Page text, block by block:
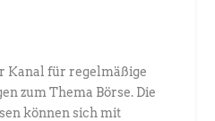
Kanal für regelmäßige
zum Thema Börse. Die
können sich mit